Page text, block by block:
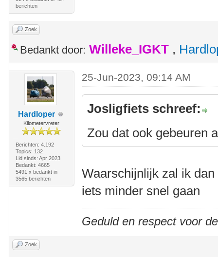
berichten
Zoek
Bedankt door: Willeke_IGKT ,
Hardloper
Kilometervreter
Berichten: 4.192
Topics: 132
Lid sinds: Apr 2023
Bedankt: 4665
5491 x bedankt in
3565 berichten
25-Jun-2023, 09:14 AM
Josligfiets schreef:
Zou dat ook gebeuren
Waarschijnlijk zal ik
iets minder snel gaan
Geduld en respect voor
Zoek